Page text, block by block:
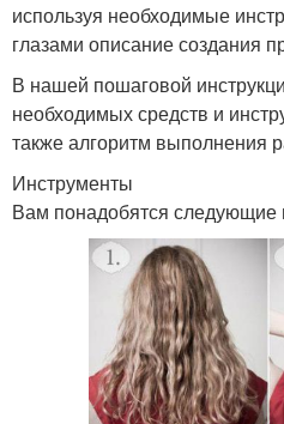
используя необходимые
глазами описание создания
В нашей пошаговой
необходимых средств и
также алгоритм выполнения
Инструменты
Вам понадобятся следующие